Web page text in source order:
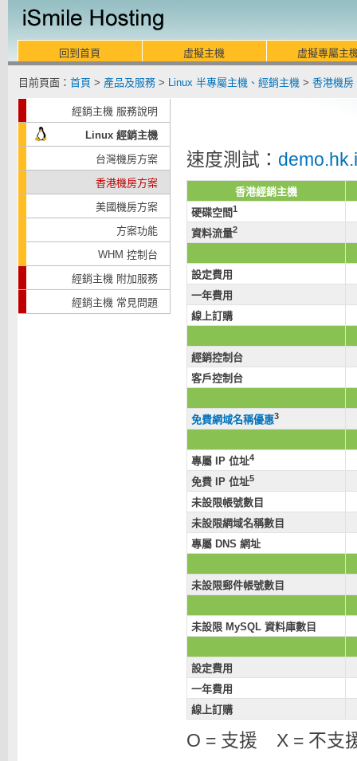
回到首頁 虛擬主機 虛擬專屬主
目前頁面： 首頁 > 產品及服務> Linux 半專屬主機、經銷主機> 香港機房
經銷主機 服務說明
Linux 經銷主機
台灣機房方案
香港機房方案
美國機房方案
方案功能
WHM 控制台
經銷主機 附加服務
經銷主機 常見問題
速度測試：
香港經銷主機
硬碟空間1
資料流量2
設定費用
一年費用
線上訂購
經銷控制台
客戶控制台
免費網域名稱優惠3
專屬 IP 位址4
免費 IP 位址5
未設限帳號數目
未設限網域名稱數目
專屬 DNS 網址
未設限郵件帳號數目
未設限 MySQL 資料庫數目
設定費用
一年費用
線上訂購
O = 支援 X = 不支